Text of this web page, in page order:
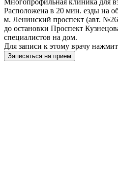
Расположена в 20 мин. езды на
м. Ленинский проспект (авт.
до остановки Проспект
специалистов на дом.
Для записи к этому врачу
Записаться на прием